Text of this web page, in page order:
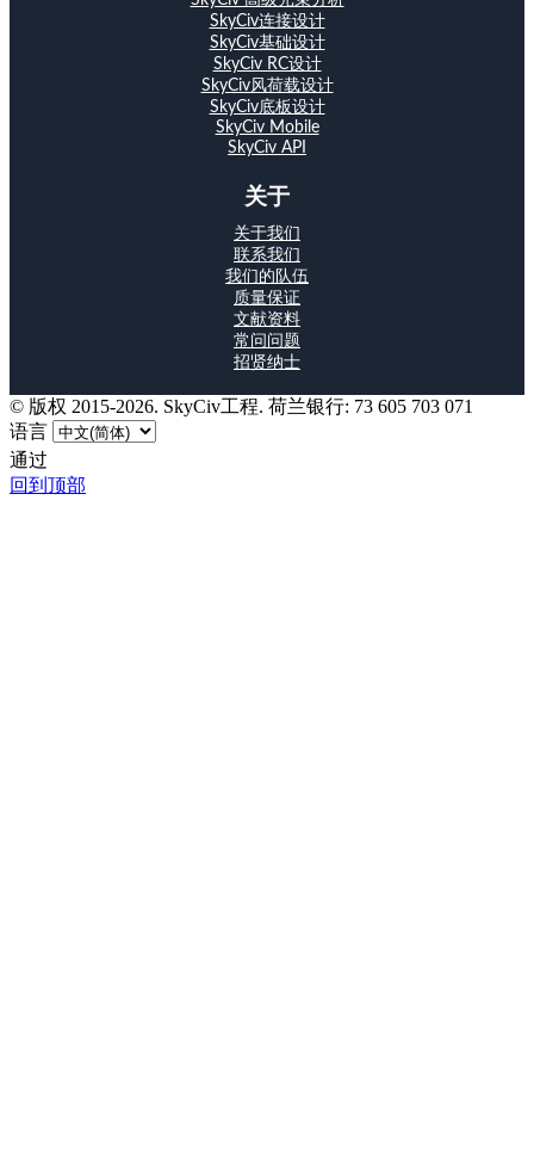
SkyCiv连接设计
SkyCiv基础设计
SkyCiv RC设计
SkyCiv风荷载设计
SkyCiv底板设计
SkyCiv Mobile
SkyCiv API
关于
关于我们
联系我们
我们的队伍
质量保证
文献资料
常问问题
招贤纳士
© 版权 2015-2026. SkyCiv工程. 荷兰银行: 73 605 703 071
语言
通过
回到顶部